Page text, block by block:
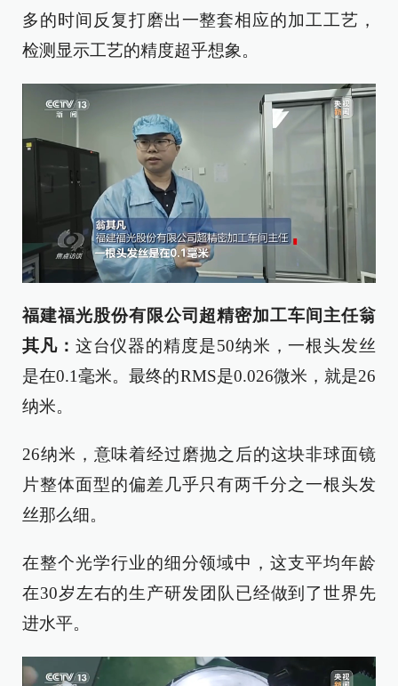
多的时间反复打磨出一整套相应的加工工艺，
检测显示工艺的精度超乎想象。
福建福光股份有限公司超精密加工车间主任翁
其凡： 这台仪器的精度是50纳米，一根头发丝
是在0.1毫米。最终的RMS是0.026微米，就是26
纳米。
26纳米，意味着经过磨抛之后的这块非球面镜
片整体面型的偏差几乎只有两千分之一根头发
丝那么细。
在整个光学行业的细分领域中，这支平均年龄
在30岁左右的生产研发团队已经做到了世界先
进水平。